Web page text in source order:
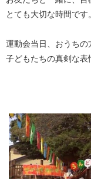
とても大切な時間です。
運動会当日、おうちの
子どもたちの真剣な表